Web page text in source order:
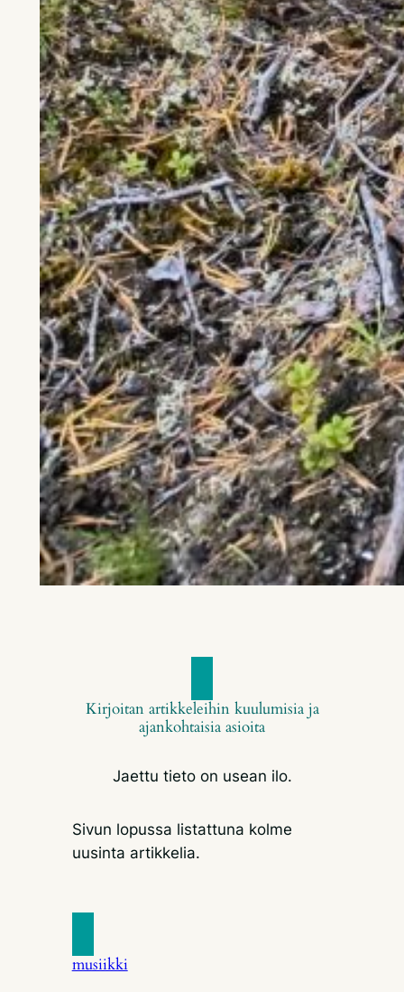
Kirjoitan artikkeleihin kuulumisia ja
ajankohtaisia asioita
Jaettu tieto on usean ilo.
Sivun lopussa listattuna kolme
uusinta artikkelia.
musiikki